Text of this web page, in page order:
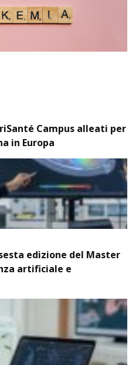
Campus alleati per
in Europa
edizione del Master
artificiale e